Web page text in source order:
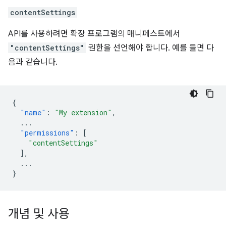
contentSettings
API를 사용하려면 확장 프로그램의 매니페스트에서
"contentSettings" 권한을 선언해야 합니다. 예를 들면 다
음과 같습니다.
{
"name" : "My extension" ,
...
"permissions" :
[
"contentSettings"
],
...
}
개념 및 사용